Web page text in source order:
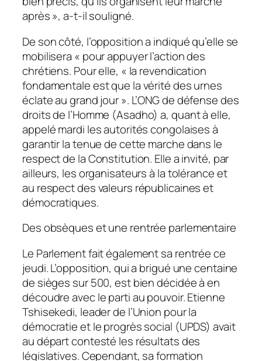
après », a-t-il souligné.
De son côté, l’opposition a indiqué qu’elle se
mobilisera « pour appuyer l’action des
chrétiens. Pour elle, « la revendication
fondamentale est que la vérité des urnes
éclate au grand jour ». L’ONG de défense des
droits de l’Homme (Asadho) a, quant à elle,
appelé mardi les autorités congolaises à
garantir la tenue de cette marche dans le
respect de la Constitution. Elle a invité, par
ailleurs, les organisateurs à la tolérance et
au respect des valeurs républicaines et
démocratiques.
Des obsèques et une rentrée parlementaire
Le Parlement fait également sa rentrée ce
jeudi. L’opposition, qui a brigué une centaine
de sièges sur 500, est bien décidée à en
découdre avec le parti au pouvoir. Etienne
Tshisekedi, leader de l’Union pour la
démocratie et le progrès social (UPDS) avait
au départ contesté les résultats des
législatives. Cependant, sa formation